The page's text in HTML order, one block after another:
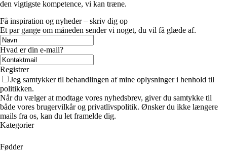
den vigtigste kompetence, vi kan træne.
Få inspiration og nyheder – skriv dig op
Et par gange om måneden sender vi noget, du vil få glæde af.
Hvad er din e-mail?
Registrer
Jeg samtykker til behandlingen af mine oplysninger i henhold til
politikken.
Når du vælger at modtage vores nyhedsbrev, giver du samtykke til
både vores brugervilkår og privatlivspolitik. Ønsker du ikke længere
mails fra os, kan du let framelde dig.
Kategorier
Fødder